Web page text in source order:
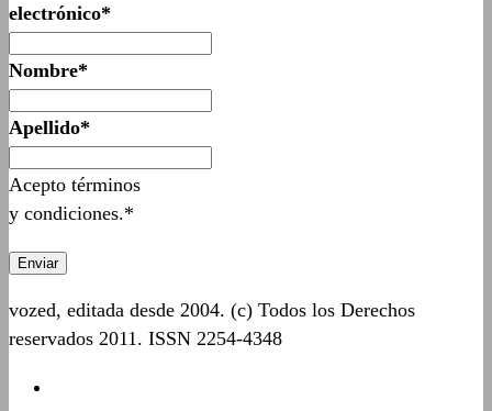
electrónico*
Nombre*
Apellido*
Acepto términos
y condiciones.*
vozed, editada desde 2004. (c) Todos los Derechos
reservados 2011. ISSN 2254-4348